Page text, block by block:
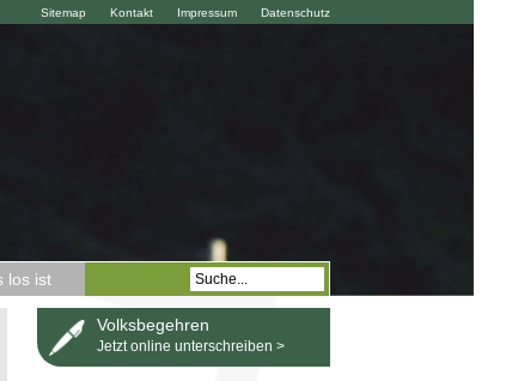
Datenschutz
Impressum
Kontakt
Sitemap
los ist
Volksbegehren
Jetzt online unterschreiben >